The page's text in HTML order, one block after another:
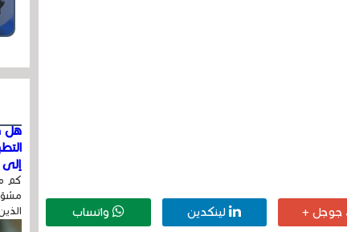
جوجل + لينكدين واتساب
هل
إلى
كم